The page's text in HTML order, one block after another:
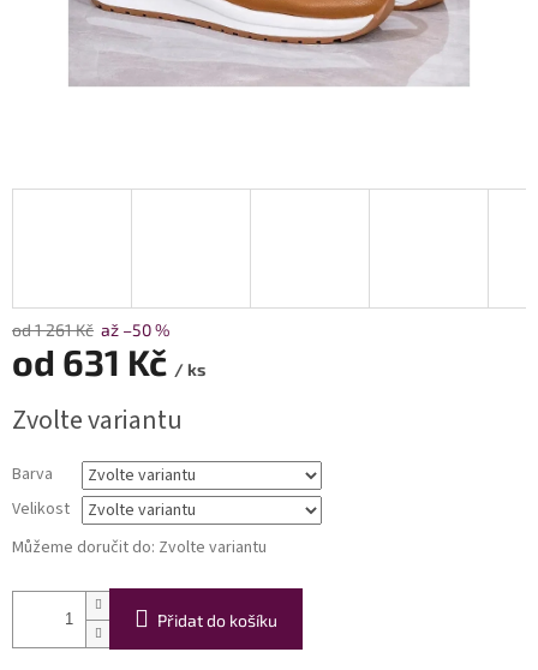
od 1 261 Kč až –50 %
od 631 Kč / ks
cena:
Zvolte variantu
Barva
Velikost
Můžeme doručit do: Zvolte variantu
Přidat do košíku